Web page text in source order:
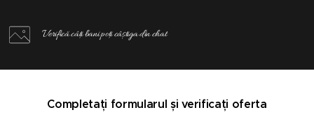
Verifică câți bani poți câștiga din chat
Completați formularul și verificați oferta